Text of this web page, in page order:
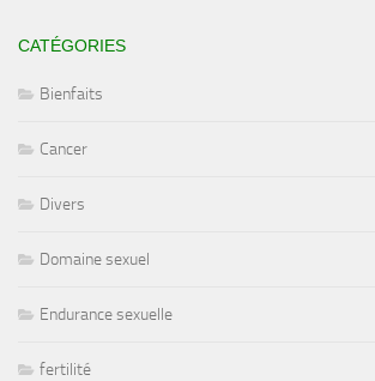
CATÉGORIES
Bienfaits
Cancer
Divers
Domaine sexuel
Endurance sexuelle
fertilité